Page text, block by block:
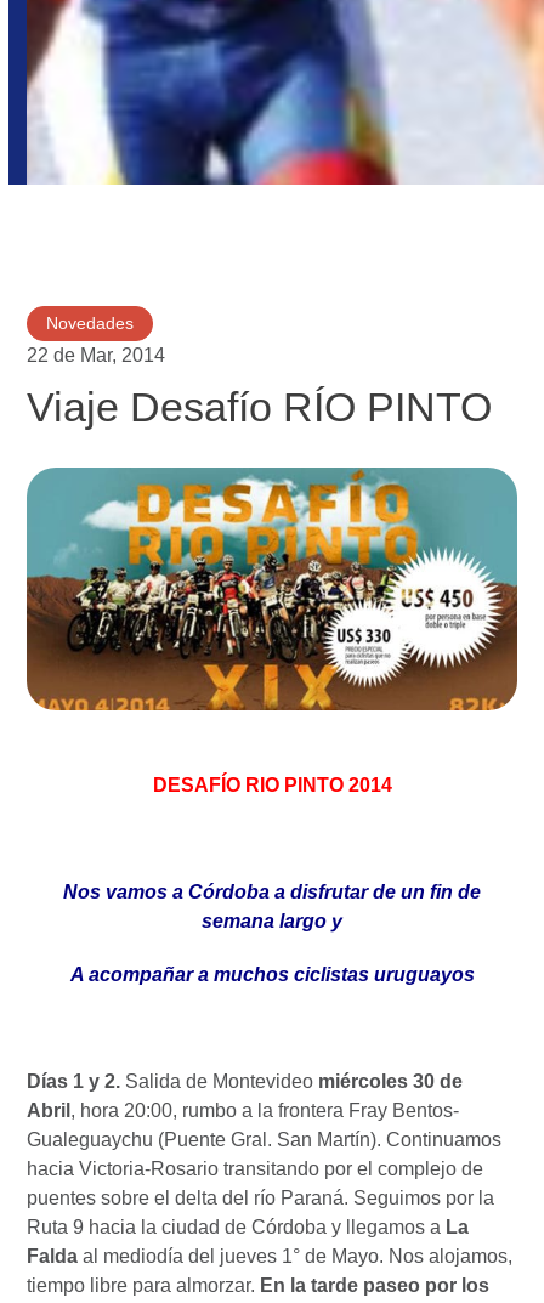
Novedades
22 de Mar, 2014
Viaje Desafío RÍO PINTO
DESAFÍO RIO PINTO 2014
Nos vamos a Córdoba a disfrutar de un fin de
semana largo y
A acompañar a muchos ciclistas uruguayos
Días 1 y 2. Salida de Montevideo miércoles 30 de
Abril , hora 20:00, rumbo a la frontera Fray Bentos-
Gualeguaychu (Puente Gral. San Martín). Continuamos
hacia Victoria-Rosario transitando por el complejo de
puentes sobre el delta del río Paraná. Seguimos por la
Ruta 9 hacia la ciudad de Córdoba y llegamos a La
Faldaal mediodía del jueves 1° de Mayo. Nos alojamos,
tiempo libre para almorzar. En la tarde paseo por los